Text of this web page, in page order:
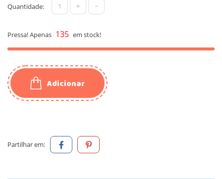
Quantidade: + -
Pressa! Apenas 135 em stock!
Adicionar
Partilhar em: